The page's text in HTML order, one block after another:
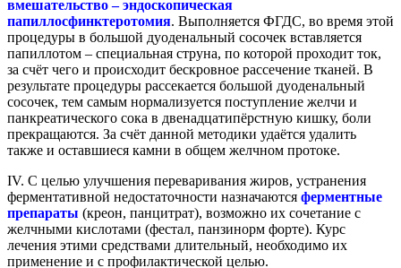
вмешательство – эндоскопическая
папиллосфинктеротомия. Выполняется ФГДС, во время этой
процедуры в большой дуоденальный сосочек вставляется
папиллотом – специальная струна, по которой проходит ток,
за счёт чего и происходит бескровное рассечение тканей. В
результате процедуры рассекается большой дуоденальный
сосочек, тем самым нормализуется поступление желчи и
панкреатического сока в двенадцатипёрстную кишку, боли
прекращаются. За счёт данной методики удаётся удалить
также и оставшиеся камни в общем желчном протоке.
IV. С целью улучшения переваривания жиров, устранения
ферментативной недостаточности назначаются ферментные
препараты (креон, панцитрат), возможно их сочетание с
желчными кислотами (фестал, панзинорм форте). Курс
лечения этими средствами длительный, необходимо их
применение и с профилактической целью.